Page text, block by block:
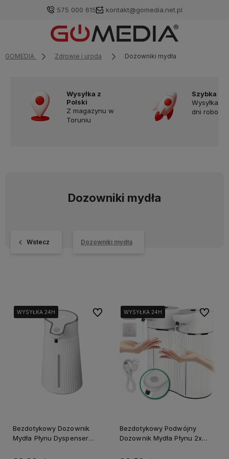
575 000 615 kontakt@gomedia.net.pl
GOMEDIA Zdrowie i uroda Dozowniki mydła
Wysyłka z
Polski
Z magazynu w
Toruniu
Szybka
Wysyłka w
dni
Dozowniki mydła
Wstecz Dozowniki mydła
WYSYŁKA 24H
WYSYŁKA 24H
WYSYŁKA 24H
Bezdotykowy Dozownik
Mydła Płynu Dyspenser
Do ulubionychWYSYŁKA 24H
WYSYŁKA 24H
WYSYŁKA 24H
Bezdotykowy Podwójny
Dozownik Mydła Płynu 2x
Do